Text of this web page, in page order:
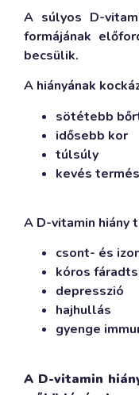
A súlyos D-
formájának
becsülik.
A hiányának
sötétebb
idősebb kor
túlsúly
kevés
A D-vitamin hiány
csont- és
kóros
depresszió
hajhullás
gyenge
A D-vitamin